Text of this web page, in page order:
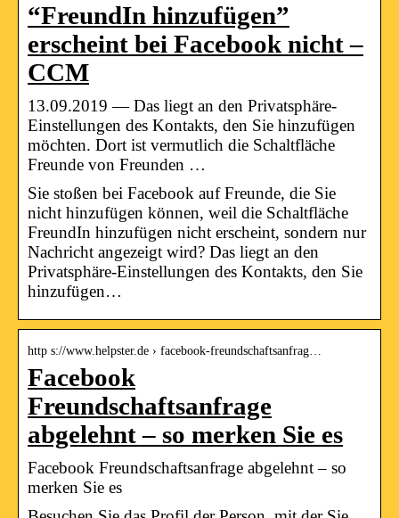
“FreundIn hinzufügen”
erscheint bei Facebook nicht –
CCM
13.09.2019 — Das liegt an den Privatsphäre-
Einstellungen des Kontakts, den Sie hinzufügen
möchten. Dort ist vermutlich die Schaltfläche
Freunde von Freunden …
Sie stoßen bei Facebook auf Freunde, die Sie
nicht hinzufügen können, weil die Schaltfläche
FreundIn hinzufügen nicht erscheint, sondern nur
Nachricht angezeigt wird? Das liegt an den
Privatsphäre-Einstellungen des Kontakts, den Sie
hinzufügen…
http s://www.helpster.de › facebook-freundschaftsanfrag…
Facebook
Freundschaftsanfrage
abgelehnt – so merken Sie es
Facebook Freundschaftsanfrage abgelehnt – so
merken Sie es